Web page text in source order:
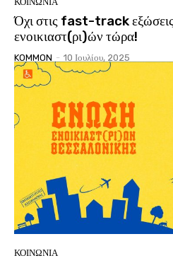
Όχι στις fast-track
ενοικιαστ(ρι)ών τώρα!
KOMMON - 10 Ιουλίου, 2025
ΚΟΙΝΩΝΙΑ